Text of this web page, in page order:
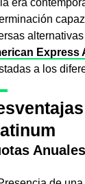
Express
a los
Anuales